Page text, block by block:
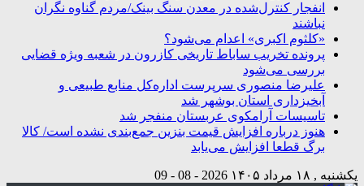
انفجار کنترل‌شده در معدن سنگ بینک/مردم گناوه نگران
نباشند
«کلثوم اکبری» اعدام می‌شود؟
پرونده تخریب ساباط تاریخی کازرون در شعبه ویژه قضایی
بررسی می‌شود
علیرضا منصوری سرپرست اداره‌کل منابع طبیعی و
آبخیزداری استان بوشهر شد
تاسیسات آرامکوی عربستان منفجر شد
هنوز درباره افزایش قیمت بنزین جمع‌بندی نشده است/ کالا
برگ قطعا افزایش می‌یابد
یکشنبه , ۱۸ مرداد ۱۴۰۵ 2026 - 08 - 09